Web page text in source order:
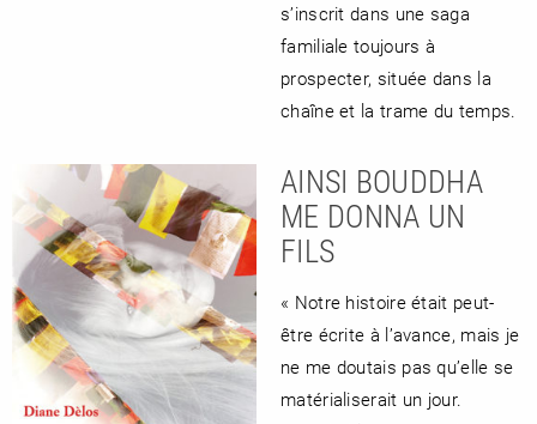
s’inscrit dans une saga
familiale toujours à
prospecter, située dans la
chaîne et la trame du temps.
AINSI BOUDDHA
ME DONNA UN
FILS
« Notre histoire était peut-
être écrite à l’avance, mais je
ne me doutais pas qu’elle se
matérialiserait un jour.